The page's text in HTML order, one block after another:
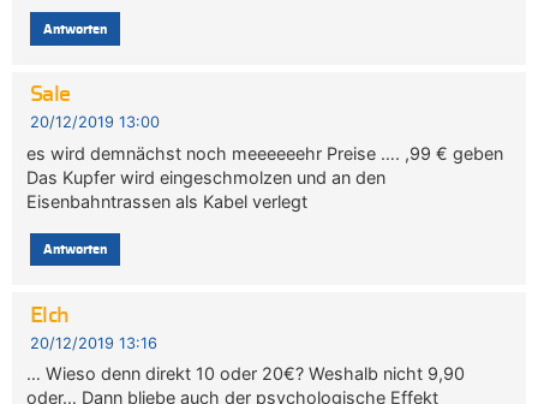
Antworten
Sale
20/12/2019 13:00
es wird demnächst noch meeeeeehr Preise …. ,99 € geben
Das Kupfer wird eingeschmolzen und an den
Eisenbahntrassen als Kabel verlegt
Antworten
Elch
20/12/2019 13:16
… Wieso denn direkt 10 oder 20€? Weshalb nicht 9,90
oder… Dann bliebe auch der psychologische Effekt